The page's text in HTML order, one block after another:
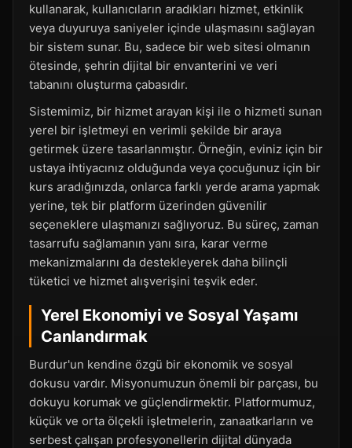
kullanarak, kullanıcıların aradıkları hizmet, etkinlik
veya duyuruya saniyeler içinde ulaşmasını sağlayan
bir sistem sunar. Bu, sadece bir web sitesi olmanın
ötesinde, şehrin dijital bir envanterini ve veri
tabanını oluşturma çabasıdır.
Sistemimiz, bir hizmet arayan kişi ile o hizmeti sunan
yerel bir işletmeyi en verimli şekilde bir araya
getirmek üzere tasarlanmıştır. Örneğin, eviniz için bir
ustaya ihtiyacınız olduğunda veya çocuğunuz için bir
kurs aradığınızda, onlarca farklı yerde arama yapmak
yerine, tek bir platform üzerinden güvenilir
seçeneklere ulaşmanızı sağlıyoruz. Bu süreç, zaman
tasarrufu sağlamanın yanı sıra, karar verme
mekanizmalarını da destekleyerek daha bilinçli
tüketici ve hizmet alışverişini teşvik eder.
Yerel Ekonomiyi ve Sosyal Yaşamı
Canlandırmak
Burdur'un kendine özgü bir ekonomik ve sosyal
dokusu vardır. Misyonumuzun önemli bir parçası, bu
dokuyu korumak ve güçlendirmektir. Platformumuz,
küçük ve orta ölçekli işletmelerin, zanaatkarların ve
serbest çalışan profesyonellerin dijital dünyada